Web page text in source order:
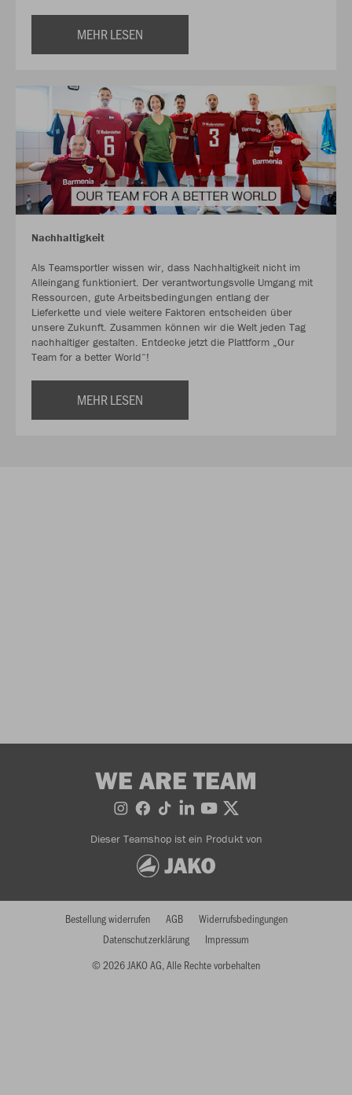
MEHR LESEN
Nachhaltigkeit
Als Teamsportler wissen wir, dass Nachhaltigkeit nicht im
Alleingang funktioniert. Der verantwortungsvolle Umgang mit
Ressourcen, gute Arbeitsbedingungen entlang der
Lieferkette und viele weitere Faktoren entscheiden über
unsere Zukunft. Zusammen können wir die Welt jeden Tag
nachhaltiger gestalten. Entdecke jetzt die Plattform „Our
Team for a better World“!
MEHR LESEN
WE ARE TEAM
Dieser Teamshop ist ein Produkt von
© 2026 JAKO AG, Alle Rechte vorbehalten
Bestellung widerrufen AGB
Widerrufsbedingungen
Datenschutzerklärung
Impressum